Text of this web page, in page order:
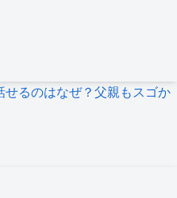
るのはなぜ？父親もスゴか